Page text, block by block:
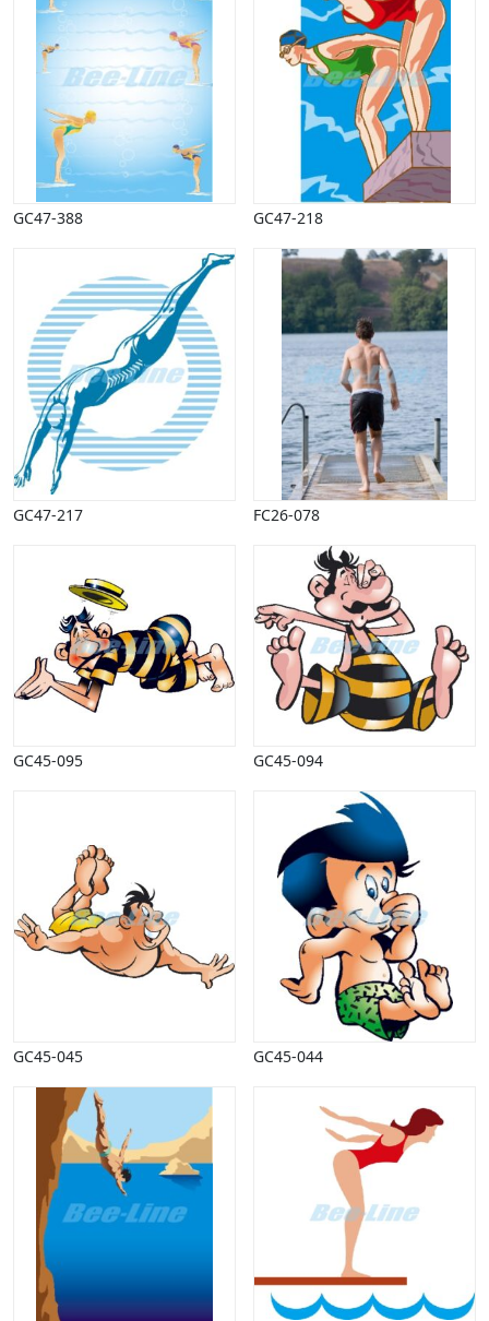
Påske
Penge, finans
Piktogrammer
Politik, arbejdsmarked
Restauration, hotel
Scenarier
Skibe, både, søfart
Sommer
Sport
Spots
Stjernetegn, astrologi
Sundhed, sygdom
Trafik, færdsel
Uddannelse
Udsalg og andre begreber
Underholdning, kultur
Vinter
GC47-388 GC47-218
GC47-217 FC26-078
GC45-095 GC45-094
GC45-045 GC45-044